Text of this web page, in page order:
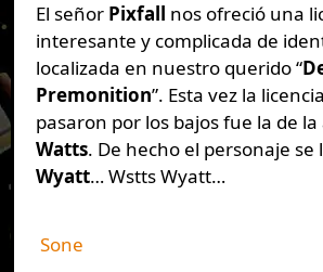
El señor Pixfall nos ofreció una
interesante y complicada de
localizada en nuestro querido “
Premonition”. Esta vez la
pasaron por los bajos fue la de la
Watts. De hecho el personaje se
Wyatt… Wstts Wyatt…
Sone